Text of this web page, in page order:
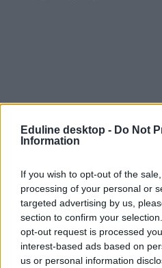
Eduline desktop - Do Not
Information
If you wish to opt-out of the
processing of your personal or
targeted advertising by us,
section to confirm your
opt-out request is processed
interest-based ads based on
us or personal information